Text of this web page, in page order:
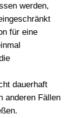
werden,
für eine
dauerhaft
anderen Fällen